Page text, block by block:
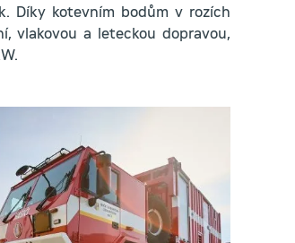
Díky kotevním bodům v rozích
vlakovou a leteckou dopravou,